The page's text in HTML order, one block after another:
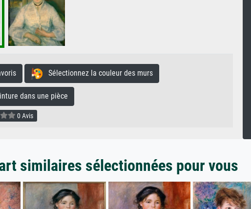
Sélectionnez la couleur des murs
dans une pièce
0 Avis
similaires sélectionnées pour vous